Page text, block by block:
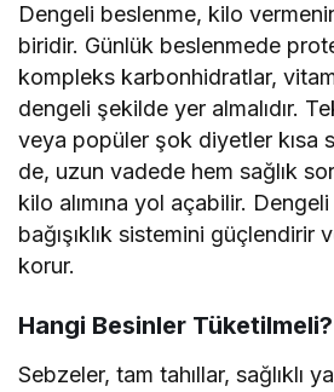
Dengeli beslenme, kilo
biridir. Günlük beslenmede
kompleks karbonhidratlar,
dengeli şekilde yer almalıdır.
veya popüler şok diyetler kısa
de, uzun vadede hem sağlık
kilo alımına yol açabilir.
bağışıklık sistemini güçlendirir
korur.
Hangi Besinler Tüketilmeli?
Sebzeler, tam tahıllar, sağlıklı